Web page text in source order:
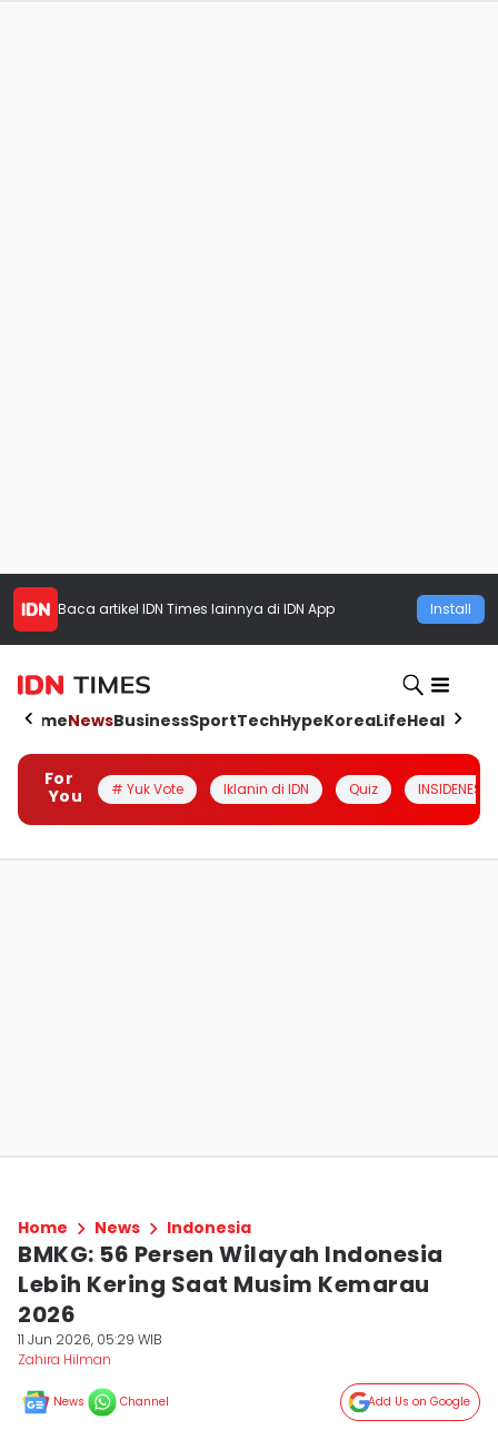
Baca artikel IDN Times lainnya di IDN App Install
HomeNewsBusinessSportTechHypeKoreaLifeHealth
For
You
# Yuk Vote Iklanin di IDN Quiz INSIDENESIA
Home News Indonesia
BMKG: 56 Persen Wilayah Indonesia
Lebih Kering Saat Musim Kemarau
2026
11 Jun 2026, 05:29 WIB
Zahira Hilman
News Channel Add Us on Google